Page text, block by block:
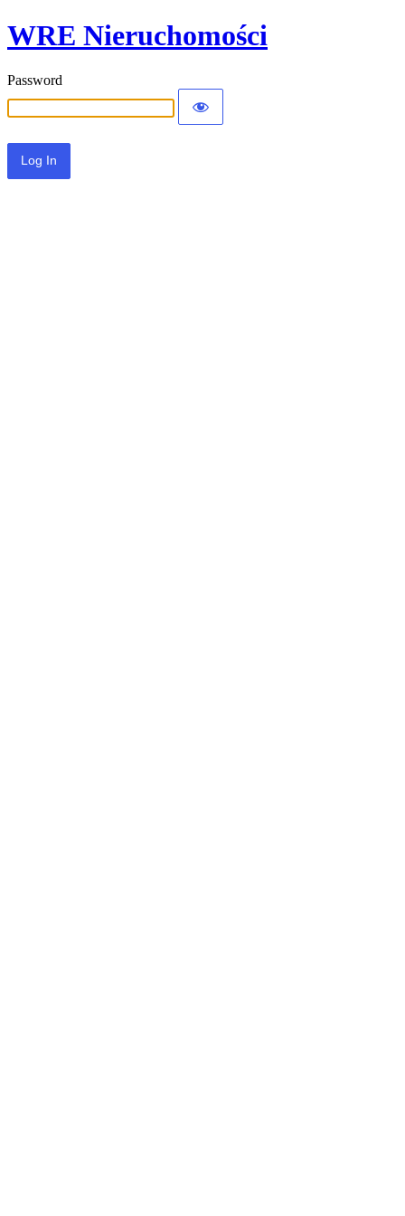
WRE Nieruchomości
Password